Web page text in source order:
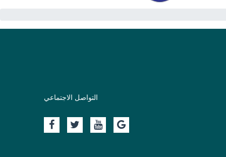
التواصل الاجتماعي